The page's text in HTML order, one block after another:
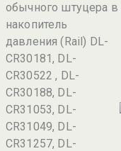
обычного штуцера в
накопитель
давления (Rail) DL-
CR30181, DL-
CR30522 , DL-
CR30188, DL-
CR31053, DL-
CR31049, DL-
CR31257, DL-